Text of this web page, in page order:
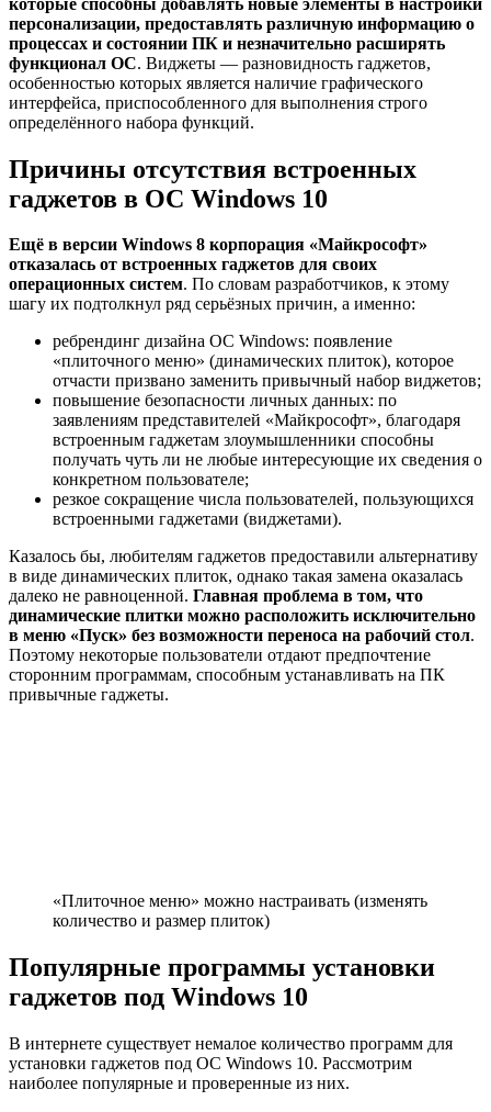
персонализации, предоставлять различную информацию о
процессах и состоянии ПК и незначительно расширять
функционал ОС. Виджеты — разновидность гаджетов,
особенностью которых является наличие графического
интерфейса, приспособленного для выполнения строго
определённого набора функций.
Причины отсутствия встроенных
гаджетов в ОС Windows 10
Ещё в версии Windows 8 корпорация «Майкрософт»
отказалась от встроенных гаджетов для своих
операционных систем. По словам разработчиков, к этому
шагу их подтолкнул ряд серьёзных причин, а именно:
ребрендинг дизайна ОС Windows: появление
«плиточного меню» (динамических плиток), которое
отчасти призвано заменить привычный набор виджетов;
повышение безопасности личных данных: по
заявлениям представителей «Майкрософт», благодаря
встроенным гаджетам злоумышленники способны
получать чуть ли не любые интересующие их сведения о
конкретном пользователе;
резкое сокращение числа пользователей, пользующихся
встроенными гаджетами (виджетами).
Казалось бы, любителям гаджетов предоставили альтернативу
в виде динамических плиток, однако такая замена оказалась
далеко не равноценной. Главная проблема в том, что
динамические плитки можно расположить исключительно
в меню «Пуск» без возможности переноса на рабочий стол.
Поэтому некоторые пользователи отдают предпочтение
сторонним программам, способным устанавливать на ПК
привычные гаджеты.
«Плиточное меню» можно настраивать (изменять
количество и размер плиток)
Популярные программы установки
гаджетов под Windows 10
В интернете существует немалое количество программ для
установки гаджетов под ОС Windows 10. Рассмотрим
наиболее популярные и проверенные из них.